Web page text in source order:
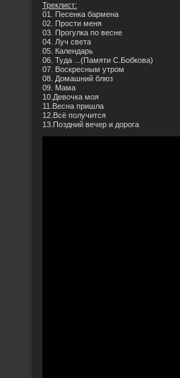
Треклист:
01. Песенка бармена
02. Прости меня
03. Прогулка по весне
04. Луч света
05. Календарь
06. Туда ...(Памяти С.Бобкова)
07. Воскресным утром
08. Домашний блюз
09. Мама
10.Девочка моя
11.Весна пришла
12.Всё получится
13.Поздний вечер и дорога